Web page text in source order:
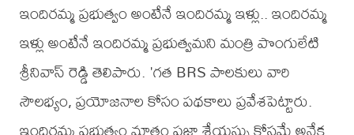
ఇందిరమ్మ ప్రభుత్వం అంటేనే ఇందిరమ్మ ఇళ్లు.. ఇందిరమ్మ
ఇళ్లు అంటేనే ఇందిరమ్మ ప్రభుత్వమని మంత్రి పొంగులేటి
శ్రీనివాస్ రెడ్డి తెలిపారు. 'గత BRS పాలకులు వారి
సౌలభ్యం, ప్రయోజనాల కోసం పథకాలు ప్రవేశపెట్టారు.